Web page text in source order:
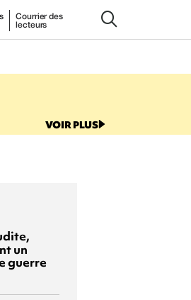
Courrier des
lecteurs
VOIR PLUS
un
guerre